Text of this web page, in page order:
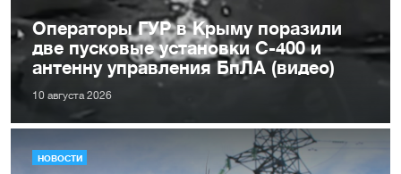
Операторы ГУР в Крыму поразили
две пусковые установки С-400 и
антенну управления БпЛА (видео)
10 августа 2026
НОВОСТИ